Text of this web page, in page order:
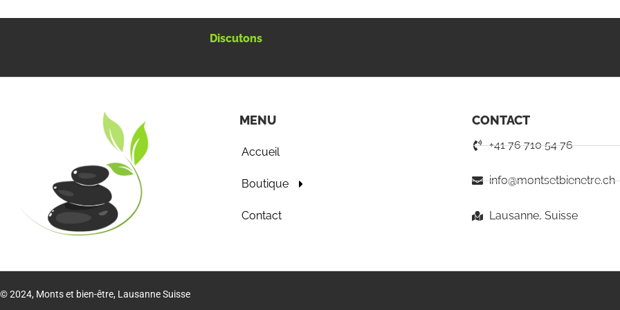
Discutons
MENU
Accueil
Boutique
Contact
CONTACT
+41 76 710 54 76
info@montsetbienetre.ch
Lausanne, Suisse
© 2024, Monts et bien-être, Lausanne Suisse